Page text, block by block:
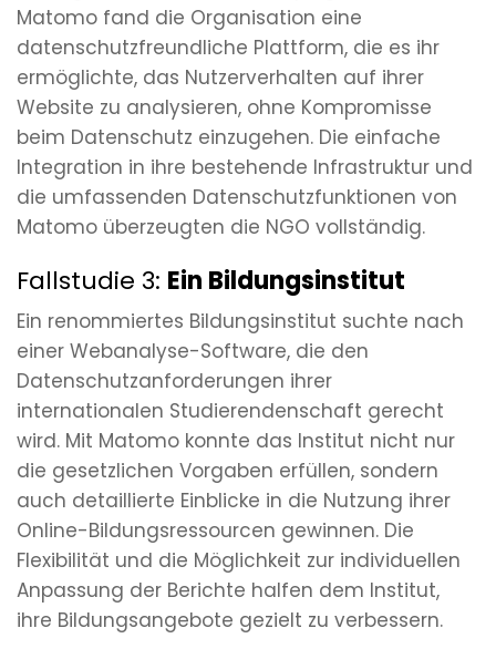
Matomo fand die Organisation eine
datenschutzfreundliche Plattform, die es ihr
ermöglichte, das Nutzerverhalten auf ihrer
Website zu analysieren, ohne Kompromisse
beim Datenschutz einzugehen. Die einfache
Integration in ihre bestehende Infrastruktur und
die umfassenden Datenschutzfunktionen von
Matomo überzeugten die NGO vollständig.
Fallstudie 3: Ein Bildungsinstitut
Ein renommiertes Bildungsinstitut suchte nach
einer Webanalyse-Software, die den
Datenschutzanforderungen ihrer
internationalen Studierendenschaft gerecht
wird. Mit Matomo konnte das Institut nicht nur
die gesetzlichen Vorgaben erfüllen, sondern
auch detaillierte Einblicke in die Nutzung ihrer
Online-Bildungsressourcen gewinnen. Die
Flexibilität und die Möglichkeit zur individuellen
Anpassung der Berichte halfen dem Institut,
ihre Bildungsangebote gezielt zu verbessern.